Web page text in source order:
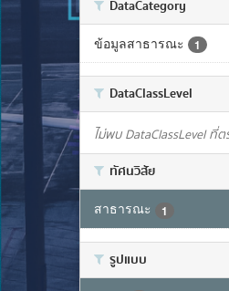
DataCategory
ข้อมูลสาธารณะ 1
DataClassLevel
ไม่พบ DataClassLevel ที่
ทัศนวิสัย
สาธารณะ 1
รูปแบบ